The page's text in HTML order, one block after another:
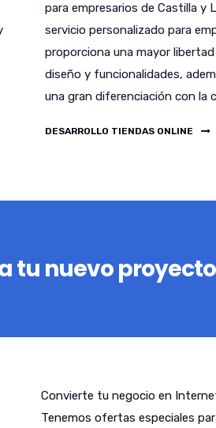
para empresarios de Castilla y
servicio personalizado para
proporciona una mayor
diseño y funcionalidades,
una gran diferenciación con la
DESARROLLO TIENDAS ONLINE
tu nuevo
Convierte tu negocio en
Tenemos ofertas especiales